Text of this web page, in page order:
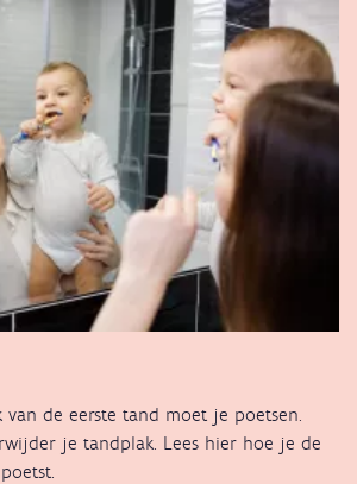
van de eerste tand moet je poetsen.
je tandplak. Lees hier hoe je de